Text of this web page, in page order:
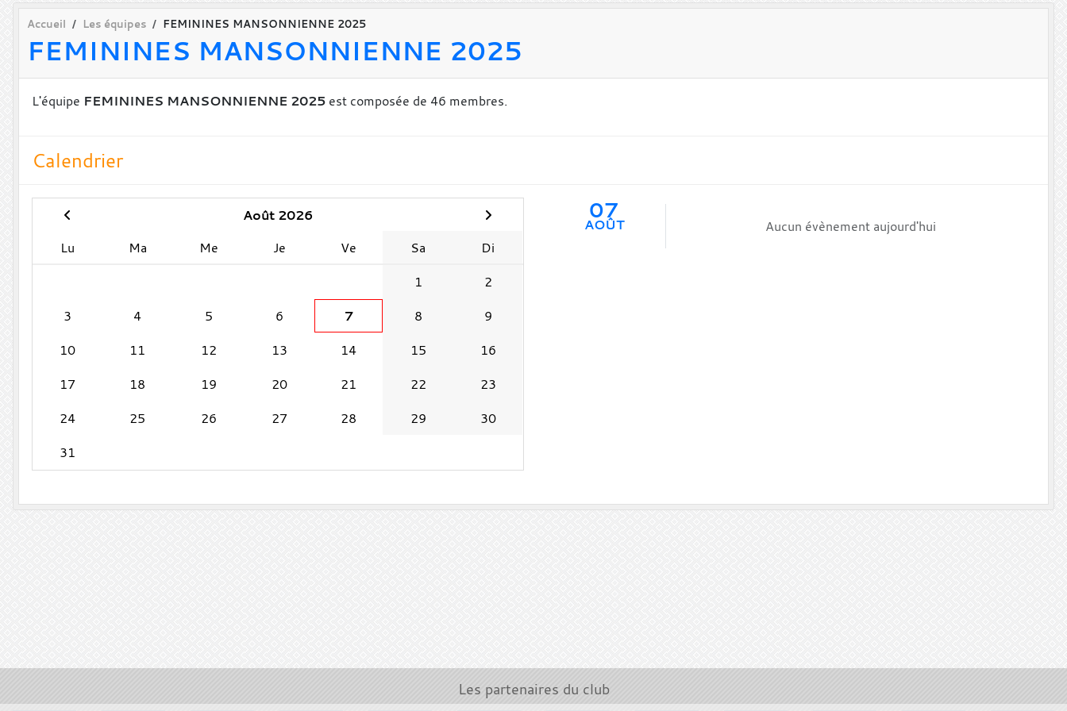
Accueil Les équipes FEMININES MANSONNIENNE 2025
FEMININES MANSONNIENNE 2025
L'équipe FEMININES MANSONNIENNE 2025 est composée de 46 membres.
Calendrier
Août 2026
Lu
Ma Me Je Ve Sa
Di
1
2
3
4 5 6 7 8
9
10
11 12 13 14 15
16
17
18 19 20 21 22
23
24
25 26 27 28 29
30
31
07
AOÛT Aucun évènement aujourd'hui
Les partenaires du club